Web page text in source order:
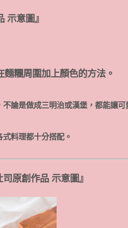
示意圖』
糰周圍加上顏色的方法。
論是做成三明治或漢堡，都能讓可
料理都十分搭配。
原創作品 示意圖』